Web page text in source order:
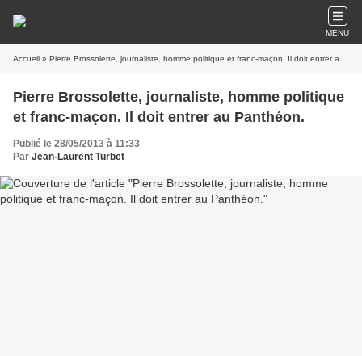
MENU
Accueil » Pierre Brossolette, journaliste, homme politique et franc-maçon. Il doit entrer au Panthéon.
Pierre Brossolette, journaliste, homme politique
et franc-maçon. Il doit entrer au Panthéon.
Publié le 28/05/2013 à 11:33
Par Jean-Laurent Turbet